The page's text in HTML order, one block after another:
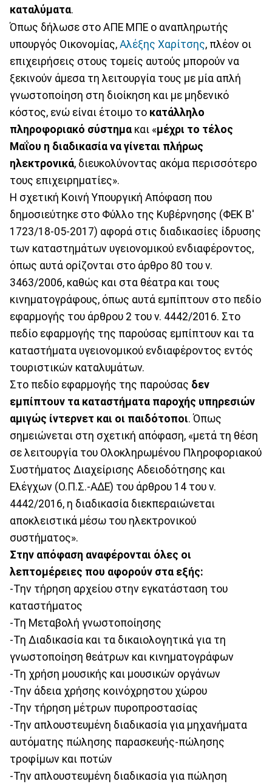
καταλύματα.
Όπως δήλωσε στο ΑΠΕ ΜΠΕ ο αναπληρωτής
υπουργός Οικονομίας, Αλέξης Χαρίτσης, πλέον οι
επιχειρήσεις στους τομείς αυτούς μπορούν να
ξεκινούν άμεσα τη λειτουργία τους με μία απλή
γνωστοποίηση στη διοίκηση και με μηδενικό
κόστος, ενώ είναι έτοιμο το κατάλληλο
πληροφοριακό σύστημα και «μέχρι το τέλος
Μαΐου η διαδικασία να γίνεται πλήρως
ηλεκτρονικά, διευκολύνοντας ακόμα περισσότερο
τους επιχειρηματίες».
Η σχετική Κοινή Υπουργική Απόφαση που
δημοσιεύτηκε στο Φύλλο της Κυβέρνησης (ΦΕΚ Β'
1723/18-05-2017) αφορά στις διαδικασίες ίδρυσης
των καταστημάτων υγειονομικού ενδιαφέροντος,
όπως αυτά ορίζονται στο άρθρο 80 του ν.
3463/2006, καθώς και στα θέατρα και τους
κινηματογράφους, όπως αυτά εμπίπτουν στο πεδίο
εφαρμογής του άρθρου 2 του ν. 4442/2016. Στο
πεδίο εφαρμογής της παρούσας εμπίπτουν και τα
καταστήματα υγειονομικού ενδιαφέροντος εντός
τουριστικών καταλυμάτων.
Στο πεδίο εφαρμογής της παρούσας δεν
εμπίπτουν τα καταστήματα παροχής υπηρεσιών
αμιγώς ίντερνετ και οι παιδότοποι. Όπως
σημειώνεται στη σχετική απόφαση, «μετά τη θέση
σε λειτουργία του Ολοκληρωμένου Πληροφοριακού
Συστήματος Διαχείρισης Αδειοδότησης και
Ελέγχων (Ο.Π.Σ.-ΑΔΕ) του άρθρου 14 του ν.
4442/2016, η διαδικασία διεκπεραιώνεται
αποκλειστικά μέσω του ηλεκτρονικού
συστήματος».
Στην απόφαση αναφέρονται όλες οι
λεπτομέρειες που αφορούν στα εξής:
-Την τήρηση αρχείου στην εγκατάσταση του
καταστήματος
-Τη Μεταβολή γνωστοποίησης
-Τη Διαδικασία και τα δικαιολογητικά για τη
γνωστοποίηση θεάτρων και κινηματογράφων
-Τη χρήση μουσικής και μουσικών οργάνων
-Την άδεια χρήσης κοινόχρηστου χώρου
-Την τήρηση μέτρων πυροπροστασίας
-Την απλουστευμένη διαδικασία για μηχανήματα
αυτόματης πώλησης παρασκευής-πώλησης
τροφίμων και ποτών
-Την απλουστευμένη διαδικασία για πώληση